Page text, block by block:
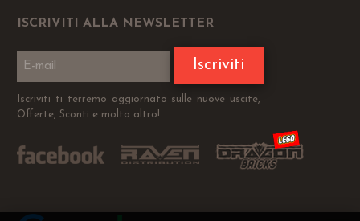
ISCRIVITI ALLA NEWSLETTER
Iscriviti
Iscriviti ti terremo aggiornato sulle nuove uscite,
Offerte, Sconti e molto altro!